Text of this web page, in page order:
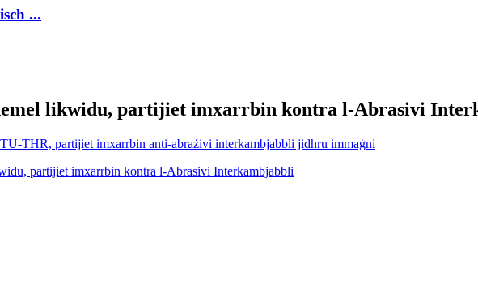
...
likwidu, partijiet imxarrbin kontra l-Abrasivi